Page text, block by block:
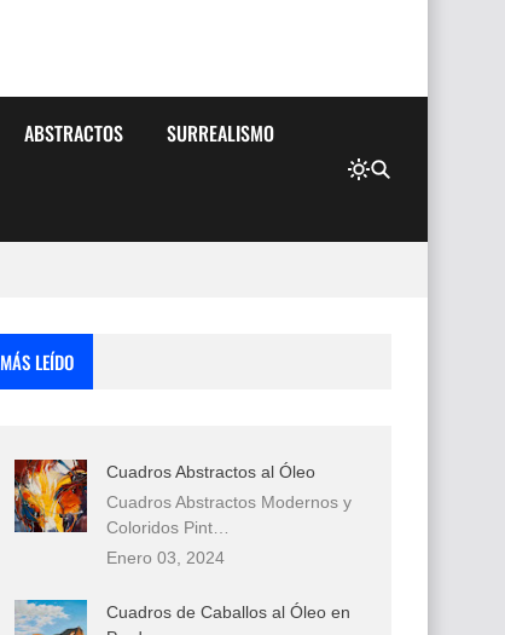
ABSTRACTOS SURREALISMO
MÁS LEÍDO
Cuadros Abstractos al Óleo
Cuadros Abstractos Modernos y
Coloridos Pint…
Enero 03, 2024
Cuadros de Caballos al Óleo en